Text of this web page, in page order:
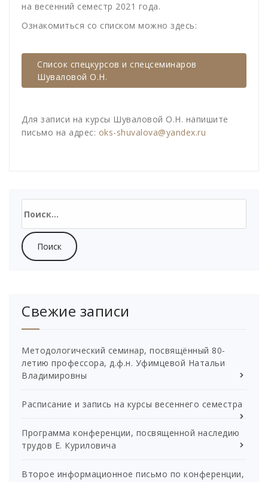
на весенний семестр 2021 года.
Ознакомиться со списком можно здесь:
Список спецкурсов и спецсеминаров
Шуваловой О.Н.
Для записи на курсы Шуваловой О.Н. напишите
письмо на адрес: oks-shuvalova@yandex.ru
Свежие записи
Методологический семинар, посвящённый 80-
летию профессора, д.ф.н. Уфимцевой Натальи
Владимировны
Расписание и запись на курсы весеннего семестра
Программа конференции, посвященной наследию
трудов Е. Куриловича
Второе информационное письмо по конференции,